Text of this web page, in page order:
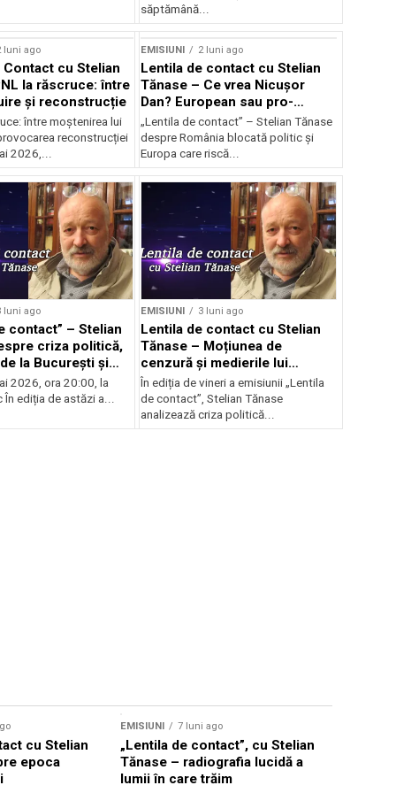
săptămână...
luni ago
Contact cu Stelian
la răscruce: între
și reconstrucție
între moștenirea lui
reconstrucției
2026,...
EMISIUNI 2 luni ago
Lentila de contact cu Stelian
Tănase – Ce vrea Nicușor
Dan? European sau pro-
occidental?
„Lentila de contact” – Stelian Tănase
despre România blocată politic și
Europa care riscă...
luni ago
contact” – Stelian
criza politică,
la București și
lui Bolojan
2026, ora 20:00, la
ediția de astăzi a...
EMISIUNI 3 luni ago
Lentila de contact cu Stelian
Tănase – Moțiunea de
cenzură și medierile lui
Nicușor
În ediția de vineri a emisiunii „Lentila
de contact”, Stelian Tănase
analizează criza politică...
cu Stelian
epoca
EMISIUNI 7 luni ago
„Lentila de contact”, cu Stelian
Tănase – radiografia lucidă a
lumii în care trăim